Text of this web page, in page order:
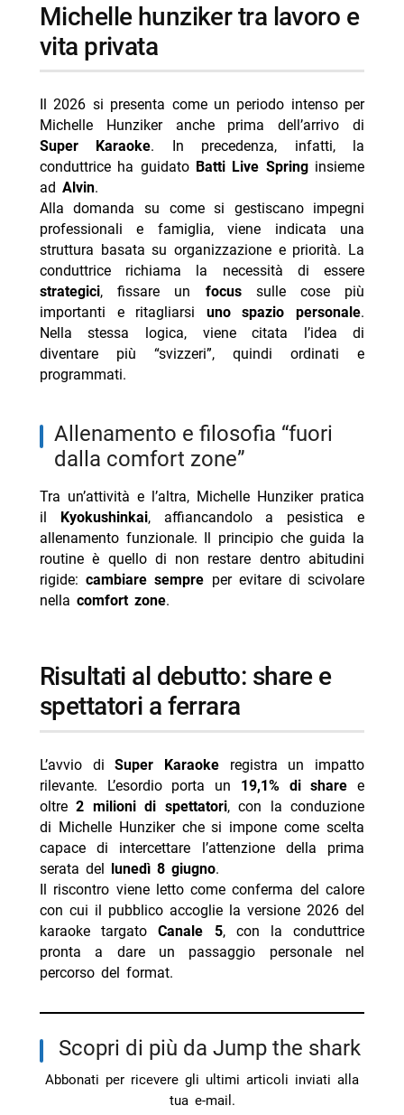
michelle hunziker tra lavoro e
vita privata
Il 2026 si presenta come un periodo intenso per
Michelle Hunziker anche prima dell’arrivo di
Super Karaoke. In precedenza, infatti, la
conduttrice ha guidato Batti Live Springinsieme
ad Alvin.
Alla domanda su come si gestiscano impegni
professionali e famiglia, viene indicata una
struttura basata su organizzazione e priorità. La
conduttrice richiama la necessità di essere
strategici, fissare un focussulle cose più
importanti e ritagliarsi uno spazio personale.
Nella stessa logica, viene citata l’idea di
diventare più “svizzeri”, quindi ordinati e
programmati.
allenamento e filosofia “fuori
dalla comfort zone”
Tra un’attività e l’altra, Michelle Hunziker pratica
il
Kyokushinkai, affiancandolo a pesistica e
allenamento funzionale. Il principio che guida la
routine è quello di non restare dentro abitudini
rigide:cambiare sempre per evitare di scivolare
nella comfort zone.
risultati al debutto: share e
spettatori a ferrara
L’avvio diSuper Karaoke registra un impatto
rilevante. L’esordio porta un 19,1% di share e
oltre2 milioni di spettatori, con la conduzione
di Michelle Hunziker che si impone come scelta
capace di intercettare l’attenzione della prima
serata del lunedì 8 giugno.
Il riscontro viene letto come conferma del calore
con cui il pubblico accoglie la versione 2026 del
karaoke targatoCanale 5, con la conduttrice
pronta a dare un passaggio personale nel
percorso del format.
Scopri di più da Jump the shark
Abbonati per ricevere gli ultimi articoli inviati alla
tua e-mail.